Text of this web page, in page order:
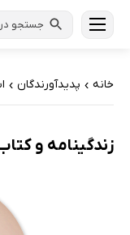
جستجو در
خانه › پدیدآورندگان ›
زندگینامه و